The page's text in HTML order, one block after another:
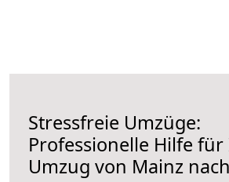
Stressfreie Umzüge:
Professionelle Hilfe
Umzug von Mainz